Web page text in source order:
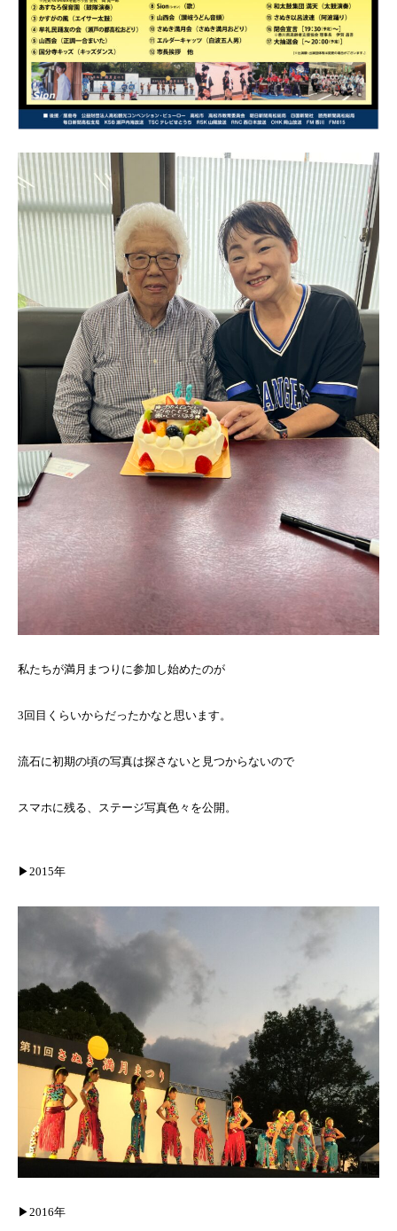
私たちが満月まつりに参加し始めたのが
3回目くらいからだったかなと思います。
流石に初期の頃の写真は探さないと見つからないので
スマホに残る、ステージ写真色々を公開。
▶︎2015年
▶︎2016年